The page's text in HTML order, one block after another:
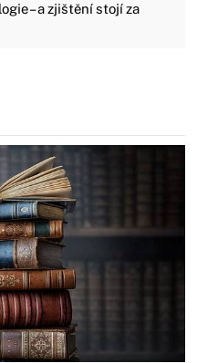
– a zjištění stojí za